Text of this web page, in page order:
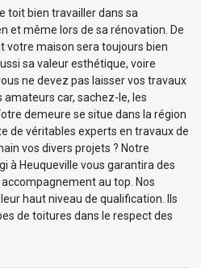
toit bien travailler dans sa
et même lors de sa rénovation. De
votre maison sera toujours bien
sa valeur esthétique, voire
ne devez pas laisser vos travaux
car, sachez-le, les
demeure se situe dans la région
de véritables experts en travaux de
vos divers projets ? Notre
à Heuqueville vous garantira des
au top. Nos
haut niveau de qualification. Ils
de toitures dans le respect des